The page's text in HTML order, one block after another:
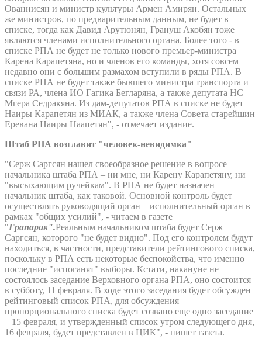
Ованнисян и министр культуры Армен Амирян. Остальных
же министров, по предварительным данным, не будет в
списке, тогда как Давид Арутюнян, Грануш Акобян тоже
являются членами исполнительного органа. Более того - в
списке РПА не будет не только нового премьер-министра
Карена Карапетяна, но и членов его команды, хотя совсем
недавно они с большим размахом вступили в ряды РПА. В
списке РПА не будет также бывшего министра транспорта и
связи РА, члена ИО Гагика Бегларяна, а также депутата НС
Мгера Седракяна. Из дам-депутатов РПА в списке не будет
Наиры Карапетян из МИАК, а также члена Совета старейшин
Еревана Наиры Наапетян", - отмечает издание.
Штаб РПА возглавит "человек-невидимка"
"Серж Саргсян нашел своеобразное решение в вопросе
начальника штаба РПА – ни мне, ни Карену Карапетяну, ни
"высыхающим ручейкам". В РПА не будет назначен
начальник штаба, как таковой. Основной контроль будет
осуществлять руководящий орган – исполнительный орган в
рамках "общих усилий", - читаем в газете
"Грапарак".Реальным начальником штаба будет Серж
Саргсян, которого "не будет видно". Под его контролем будут
находиться, в частности, представители рейтингового списка,
поскольку в РПА есть некоторые беспокойства, что именно
последние "испоганят" выборы. Кстати, накануне не
состоялось заседание Верховного органа РПА, оно состоится
в субботу, 11 февраля. В ходе этого заседания будет обсужден
рейтинговый список РПА, для обсуждения
пропорционального списка будет созвано еще одно заседание
– 15 февраля, и утвержденный список утром следующего дня,
16 февраля, будет представлен в ЦИК", - пишет газета.